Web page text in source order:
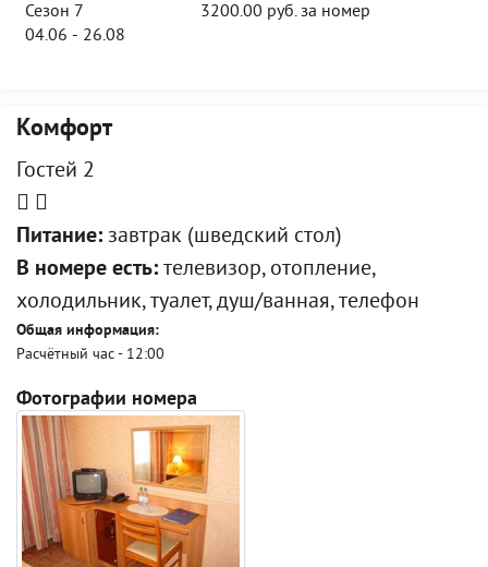
Сезон 7
04.06 - 26.08
3200.00 руб. за номер
Комфорт
Гостей 2
Питание: завтрак (шведский стол)
В номере есть: телевизор, отопление,
холодильник, туалет, душ/ванная, телефон
Общая информация:
Расчётный час - 12:00
Фотографии номера